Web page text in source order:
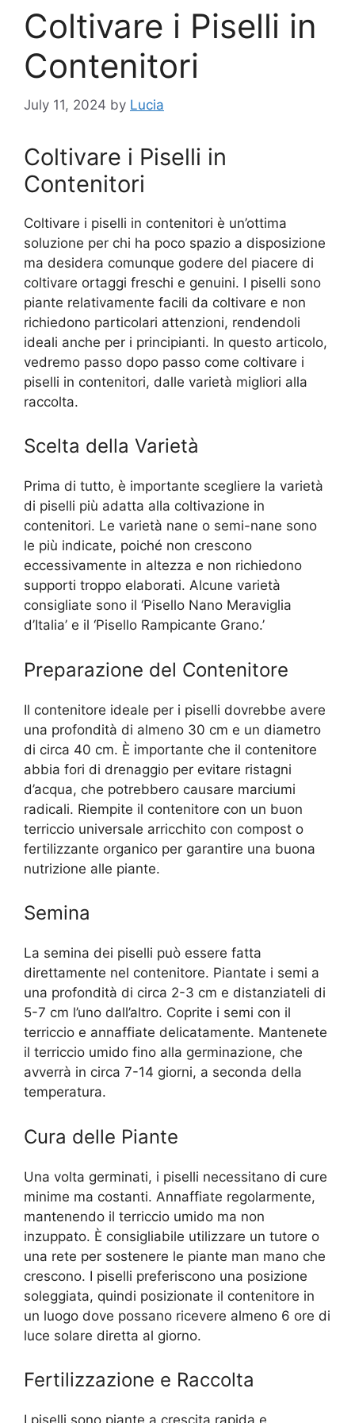
Coltivare i Piselli in
Contenitori
July 11, 2024 by Lucia
Coltivare i Piselli in
Contenitori
Coltivare i piselli in contenitori è un’ottima
soluzione per chi ha poco spazio a disposizione
ma desidera comunque godere del piacere di
coltivare ortaggi freschi e genuini. I piselli sono
piante relativamente facili da coltivare e non
richiedono particolari attenzioni, rendendoli
ideali anche per i principianti. In questo articolo,
vedremo passo dopo passo come coltivare i
piselli in contenitori, dalle varietà migliori alla
raccolta.
Scelta della Varietà
Prima di tutto, è importante scegliere la varietà
di piselli più adatta alla coltivazione in
contenitori. Le varietà nane o semi-nane sono
le più indicate, poiché non crescono
eccessivamente in altezza e non richiedono
supporti troppo elaborati. Alcune varietà
consigliate sono il ‘Pisello Nano Meraviglia
d’Italia’ e il ‘Pisello Rampicante Grano.’
Preparazione del Contenitore
Il contenitore ideale per i piselli dovrebbe avere
una profondità di almeno 30 cm e un diametro
di circa 40 cm. È importante che il contenitore
abbia fori di drenaggio per evitare ristagni
d’acqua, che potrebbero causare marciumi
radicali. Riempite il contenitore con un buon
terriccio universale arricchito con compost o
fertilizzante organico per garantire una buona
nutrizione alle piante.
Semina
La semina dei piselli può essere fatta
direttamente nel contenitore. Piantate i semi a
una profondità di circa 2-3 cm e distanziateli di
5-7 cm l’uno dall’altro. Coprite i semi con il
terriccio e annaffiate delicatamente. Mantenete
il terriccio umido fino alla germinazione, che
avverrà in circa 7-14 giorni, a seconda della
temperatura.
Cura delle Piante
Una volta germinati, i piselli necessitano di cure
minime ma costanti. Annaffiate regolarmente,
mantenendo il terriccio umido ma non
inzuppato. È consigliabile utilizzare un tutore o
una rete per sostenere le piante man mano che
crescono. I piselli preferiscono una posizione
soleggiata, quindi posizionate il contenitore in
un luogo dove possano ricevere almeno 6 ore di
luce solare diretta al giorno.
Fertilizzazione e Raccolta